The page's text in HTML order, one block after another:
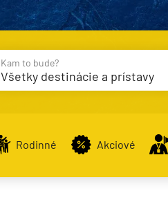
Kam to bude?
Všetky destinácie a prístavy
Rodinné Akciové